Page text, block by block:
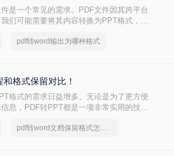
是一个常见的需求。PDF文件因其跨平台
们可能需要将其内容转换为PPT格式，以
pdf转word输出为哪种格式
格式保留对比！
格式的需求日益增多。无论是为了更方便
息，PDF转PPT都是一项非常实用的技
pdf转word文档保留格式怎么操作